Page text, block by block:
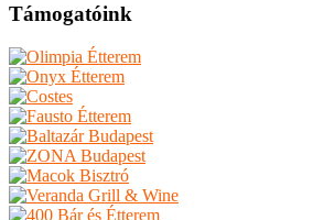
Támogatóink